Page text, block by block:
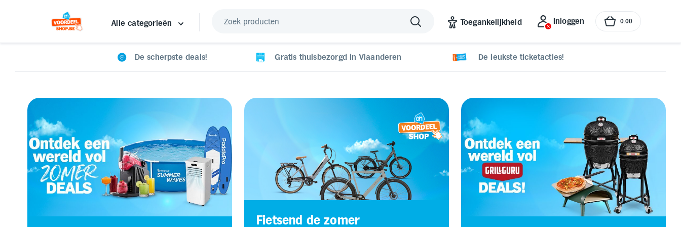
Alle categorieën Toegankelijkheid Inloggen 0.00
De scherpste deals! Gratis thuisbezorgd in Vlaanderen De leukste ticketacties!
Fietsend de zomer